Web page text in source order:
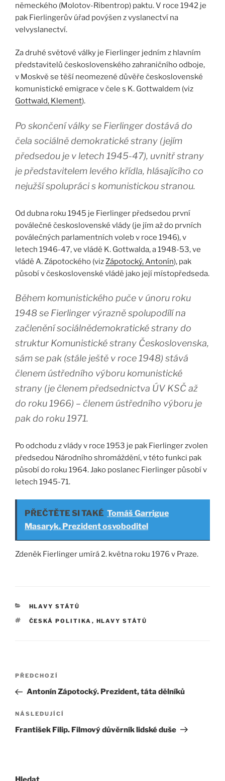
německého (Molotov-Ribentrop) paktu. V roce 1942 je
pak Fierlingerův úřad povýšen z vyslanectví na
velvyslanectví.
Za druhé světové války je Fierlinger jedním z hlavním
představitelů československého zahraničního odboje,
v Moskvě se těší neomezené důvěře československé
komunistické emigrace v čele s K. Gottwaldem (viz
Gottwald, Klement).
Po skončení války se Fierlinger dostává do
čela sociálně demokratické strany (jejím
předsedou je v letech 1945-47), uvnitř strany
je představitelem levého křídla, hlásajícího co
nejužší spolupráci s komunistickou stranou.
Od dubna roku 1945 je Fierlinger předsedou první
poválečné československé vlády (je jím až do prvních
poválečných parlamentních voleb v roce 1946), v
letech 1946-47, ve vládě K. Gottwalda, a 1948-53, ve
vládě A. Zápotockého (vizZápotocký, Antonín), pak
působí v československé vládě jako její místopředseda.
Během komunistického puče v únoru roku
1948 se Fierlinger výrazně spolupodílí na
začlenění sociálnědemokratické strany do
struktur Komunistické strany Československa,
sám se pak (stále ještě v roce 1948) stává
členem ústředního výboru komunistické
strany (je členem předsednictva ÚV KSČ až
do roku 1966) – členem ústředního výboru je
pak do roku 1971.
Po odchodu z vlády v roce 1953 je pak Fierlinger zvolen
předsedou Národního shromáždění, v této funkci pak
působí do roku 1964. Jako poslanec Fierlinger působí v
letech 1945-71.
PŘEČTĚTE SI TAKÉ Tomáš Garrigue
Masaryk. Prezident osvoboditel
Zdeněk Fierlinger umírá 2. května roku 1976 v Praze.
RUBRIKY
HLAVY STÁTŮ
ŠTÍTKY
ČESKÁ POLITIKA , HLAVY STÁTŮ
Navigace
příspěvek
Předchozí
příspěvek
PŘEDCHOZÍ
Antonín Zápotocký. Prezident, táta dělníků
Následující
příspěvek
NÁSLEDUJÍCÍ
František Filip. Filmový důvěrník lidské duše